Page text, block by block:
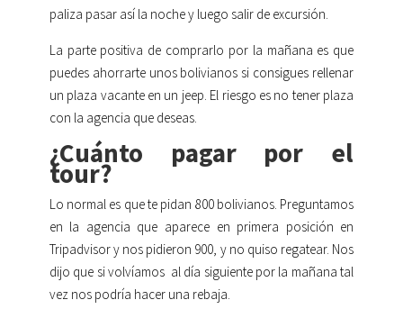
paliza pasar así la noche y luego salir de excursión.
La parte positiva de comprarlo por la mañana es que
puedes ahorrarte unos bolivianos si consigues rellenar
un plaza vacante en un jeep. El riesgo es no tener plaza
con la agencia que deseas.
¿Cuánto pagar por el
tour?
Lo normal es que te pidan 800 bolivianos. Preguntamos
en la agencia que aparece en primera posición en
Tripadvisor y nos pidieron 900, y no quiso regatear. Nos
dijo que si volvíamos al día siguiente por la mañana tal
vez nos podría hacer una rebaja.